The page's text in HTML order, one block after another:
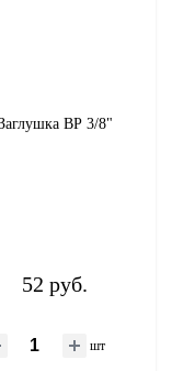
ВР 3/8"
52 руб.
шт